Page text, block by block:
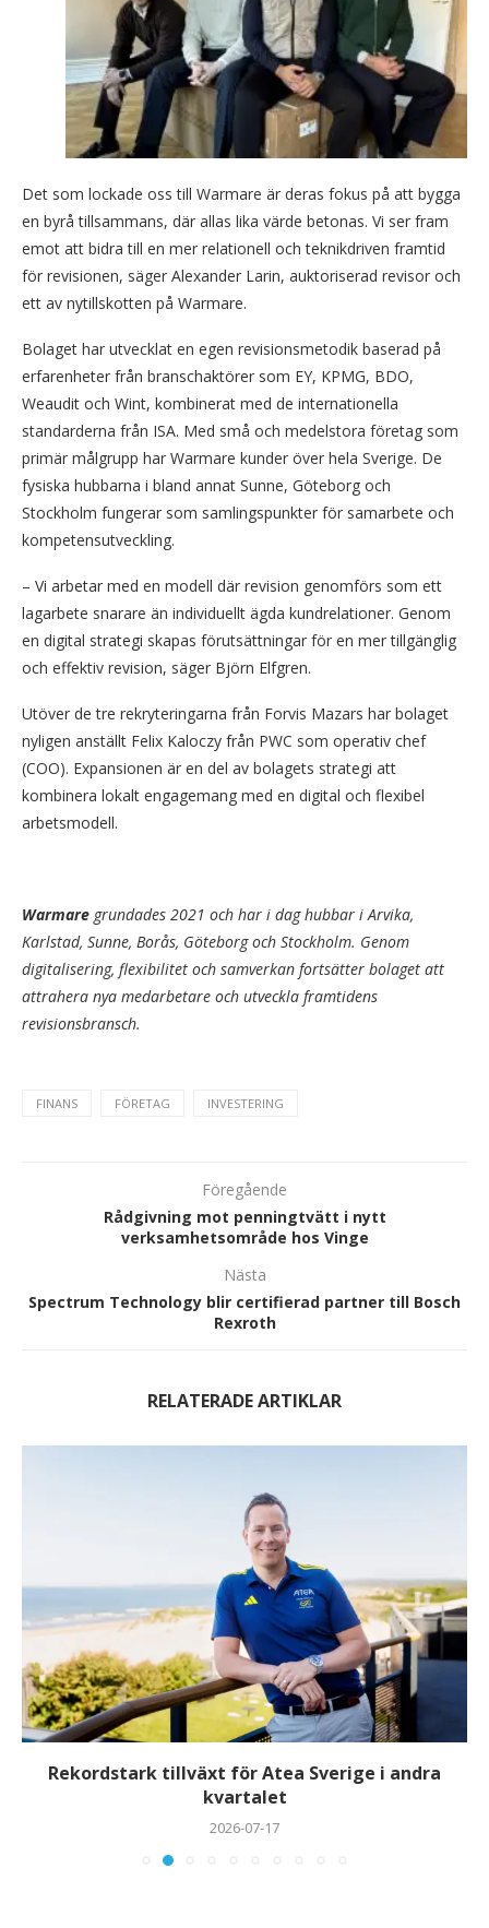
Det som lockade oss till Warmare är deras fokus på att bygga
en byrå tillsammans, där allas lika värde betonas. Vi ser fram
emot att bidra till en mer relationell och teknikdriven framtid
för revisionen, säger Alexander Larin, auktoriserad revisor och
ett av nytillskotten på Warmare.
Bolaget har utvecklat en egen revisionsmetodik baserad på
erfarenheter från branschaktörer som EY, KPMG, BDO,
Weaudit och Wint, kombinerat med de internationella
standarderna från ISA. Med små och medelstora företag som
primär målgrupp har Warmare kunder över hela Sverige. De
fysiska hubbarna i bland annat Sunne, Göteborg och
Stockholm fungerar som samlingspunkter för samarbete och
kompetensutveckling.
– Vi arbetar med en modell där revision genomförs som ett
lagarbete snarare än individuellt ägda kundrelationer. Genom
en digital strategi skapas förutsättningar för en mer tillgänglig
och effektiv revision, säger Björn Elfgren.
Utöver de tre rekryteringarna från Forvis Mazars har bolaget
nyligen anställt Felix Kaloczy från PWC som operativ chef
(COO). Expansionen är en del av bolagets strategi att
kombinera lokalt engagemang med en digital och flexibel
arbetsmodell.
Warmare grundades 2021 och har i dag hubbar i Arvika,
Karlstad, Sunne, Borås, Göteborg och Stockholm. Genom
digitalisering, flexibilitet och samverkan fortsätter bolaget att
attrahera nya medarbetare och utveckla framtidens
revisionsbransch.
FINANS FÖRETAG INVESTERING
Föregående
Rådgivning mot penningtvätt i nytt
verksamhetsområde hos Vinge
Nästa
Spectrum Technology blir certifierad partner till Bosch
Rexroth
RELATERADE ARTIKLAR
Rekordstark tillväxt för Atea Sverige i andra
kvartalet
2026-07-17